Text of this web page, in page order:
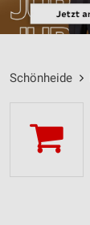
Schönheide